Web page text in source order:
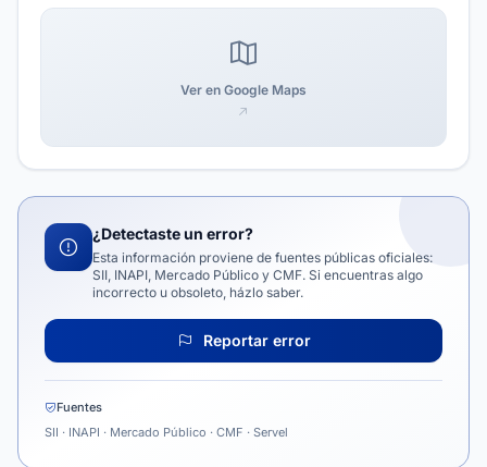
Ver en Google Maps
¿Detectaste un error?
Esta información proviene de fuentes públicas oficiales:
SII, INAPI, Mercado Público y CMF. Si encuentras algo
incorrecto u obsoleto, házlo saber.
Reportar error
Fuentes
SII · INAPI · Mercado Público · CMF · Servel